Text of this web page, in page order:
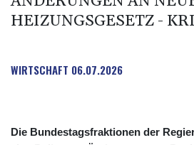
HEIZUNGSGESETZ -
WIRTSCHAFT 06.07.2026
Die Bundestagsfraktionen der